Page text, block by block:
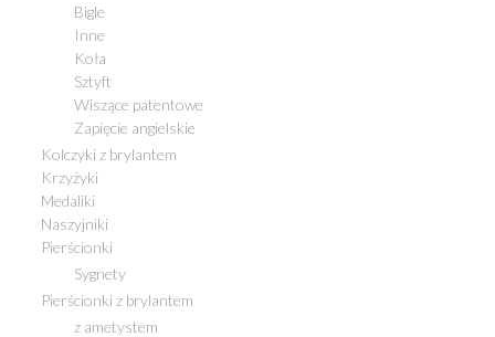
Bigle
Inne
Koła
Sztyft
Wiszące patentowe
Zapięcie angielskie
Kolczyki z brylantem
Krzyżyki
Medaliki
Naszyjniki
Pierścionki
Sygnety
Pierścionki z brylantem
z ametystem